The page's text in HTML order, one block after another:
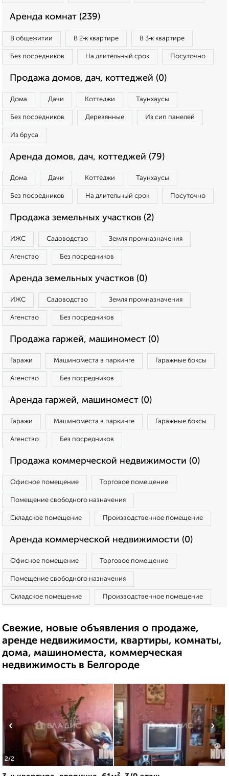
Аренда комнат (239)
В общежитии В 2‑к квартире В 3‑к квартире
Без посредников На длительный срок Посуточно
Продажа домов, дач, коттеджей (0)
Дома Дачи Коттеджи Таунхаусы
Без посредников Деревянные Из сип панелей
Из бруса
Аренда домов, дач, коттеджей (79)
Дома Дачи Коттеджи Таунхаусы
Без посредников На длительный срок Посуточно
Продажа земельных участков (2)
ИЖС Садоводство Земля промназначения
Агенство Без посредников
Аренда земельных участков (0)
ИЖС Садоводство Земля промназначения
Агенство Без посредников
Продажа гаржей, машиномест (0)
Гаражи Машиноместа в паркинге Гаражные боксы
Агенство Без посредников
Аренда гаржей, машиномест (0)
Гаражи Машиноместа в паркинге Гаражные боксы
Агенство Без посредников
Продажа коммерческой недвижимости (0)
Офисное помещение Торговое помещение
Помещение свободного назначения
Складское помещение Производственное помещение
Аренда коммерческой недвижимости (0)
Офисное помещение Торговое помещение
Помещение свободного назначения
Складское помещение Производственное помещение
Свежие, новые объявления о продаже,
аренде недвижимости, квартиры, комнаты,
дома, машиноместа, коммерческая
недвижимость в Белгороде
2/2
‹ ›